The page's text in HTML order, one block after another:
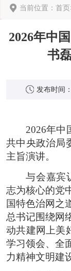
当前位置： 首页
2026年中
书
发布时间：
2026年中
共中央政治局
主旨演讲。
与会嘉宾
志为核心的党
国特色治网之
总书记围绕网
动共建网上美
学习领会、全
力精神文明建